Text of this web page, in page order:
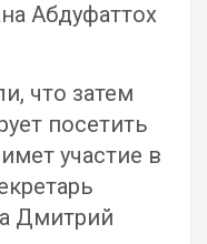
Абдуфаттох
что затем
посетить
участие в
Дмитрий